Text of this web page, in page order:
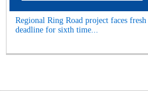
Regional Ring Road project faces
deadline for sixth time...